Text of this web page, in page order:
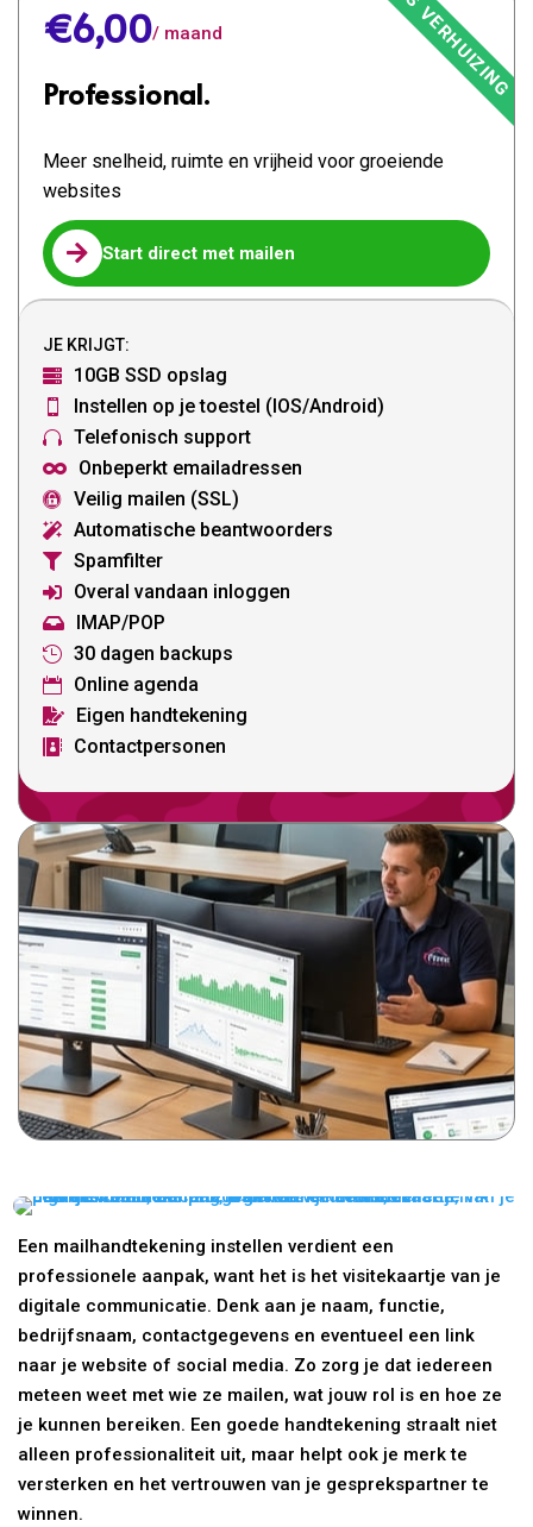
€6,00/ maand
Professional.
Meer snelheid, ruimte en vrijheid voor groeiende
websites
 Start direct met mailen
JE KRIJGT:

10GB SSD opslag
 Instellen op je toestel (IOS/Android)
 Telefonisch support
 Onbeperkt emailadressen
 Veilig mailen (SSL)
 Automatische beantwoorders
 Spamfilter
 Overal vandaan inloggen
 IMAP/POP
 30 dagen backups
 Online agenda
 Eigen handtekening
 Contactpersonen
Een mailhandtekening instellen verdient een
professionele aanpak, want het is het visitekaartje van je
digitale communicatie. Denk aan je naam, functie,
bedrijfsnaam, contactgegevens en eventueel een link
naar je website of social media. Zo zorg je dat iedereen
meteen weet met wie ze mailen, wat jouw rol is en hoe ze
je kunnen bereiken. Een goede handtekening straalt niet
alleen professionaliteit uit, maar helpt ook je merk te
versterken en het vertrouwen van je gesprekspartner te
winnen.